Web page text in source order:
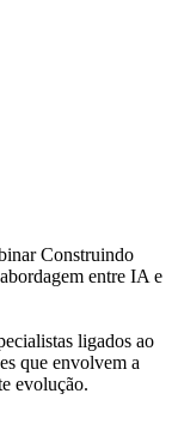
Construindo
entre IA e
ligados ao
que envolvem a
evolução.